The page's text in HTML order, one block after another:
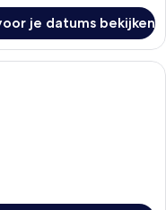
je datums bekijken
muren, gratis